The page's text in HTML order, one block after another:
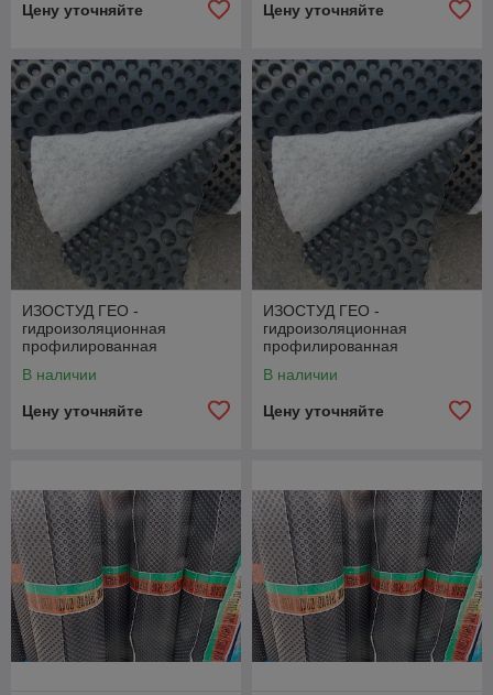
Цену уточняйте Цену уточняйте
ИЗОСТУД ГЕО -
гидроизоляционная
профилированная
гидроизоляции и защиты
В наличии
Цену уточняйте
ИЗОСТУД ГЕО -
гидроизоляционная
профилированная
гидроизоляции и защиты
В наличии
Цену уточняйте